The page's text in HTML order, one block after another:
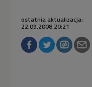
ostatnia aktualizacja:
22.09.2008 20:21